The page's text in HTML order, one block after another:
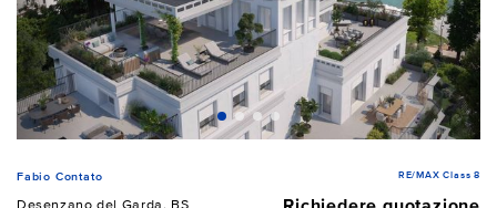
Fabio Contato RE/MAX Class 8